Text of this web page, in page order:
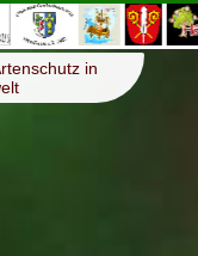
Menü ≡
in